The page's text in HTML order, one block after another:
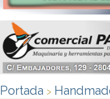
Portada >